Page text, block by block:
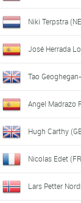
Niki Terpstra
José Herrada
Tao
Angel Madrazo
Hugh Carthy
Nicolas Edet
Lars Petter